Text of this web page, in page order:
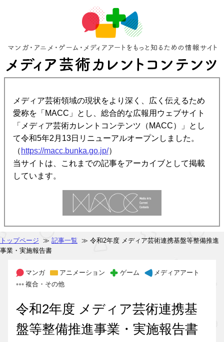
メディア芸術領域の現状をより深く、広く伝えるため
愛称を「MACC」とし、総合的な広報用ウェブサイト
「メディア芸術カレントコンテンツ（MACC）」とし
て令和5年2月13日リニューアルオープンしました。
（ https://macc.bunka.go.jp/）
当サイトは、これまでの記事をアーカイブとして掲載
しています。
トップページ ≫ 記事一覧 ≫ 令和2年度 メディア芸術連携基盤等整備推進
事業・実施報告書
マンガ アニメーション ゲーム
メディアアート
複合・その他
令和2年度 メディア芸術連携基
盤等整備推進事業・実施報告書